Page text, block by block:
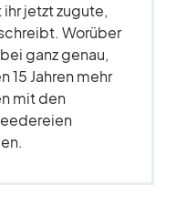
jetzt zugute,
Worüber
ganz genau,
15 Jahren mehr
mit den